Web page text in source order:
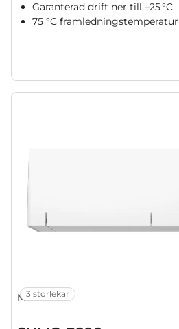
Garanterad drift ner till –25 °C
75 °C framledningstemperatur
3 storlekar
MSZ-RZ